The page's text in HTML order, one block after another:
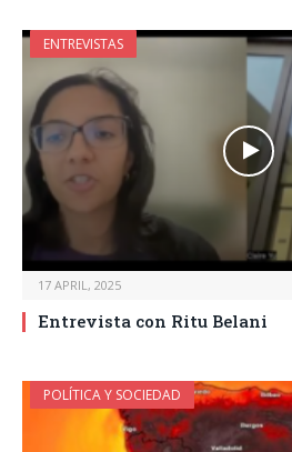
ENTREVISTAS
17 APRIL, 2025
Entrevista con Ritu Belani
POLÍTICA Y SOCIEDAD